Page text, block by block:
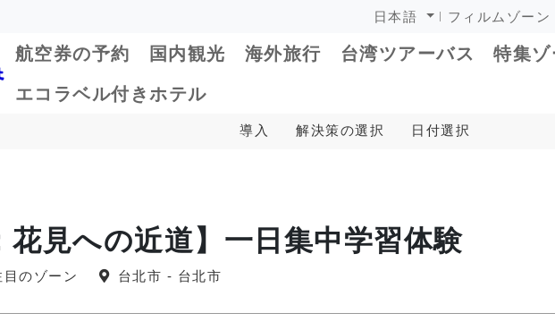
日本語 フィルムゾーン
航空券の予約 国内観光 海外旅行 台湾ツアーバス 特集
エコラベル付きホテル
導入 解決策の選択 日付選択
花見への近道】一日集中学習体験
のゾーン 台北市 - 台北市